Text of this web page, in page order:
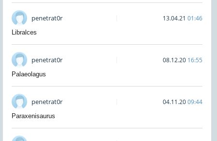
penetrat0r 13.04.21 01:46
Libralces
penetrat0r 08.12.20 16:55
Palaeolagus
penetrat0r 04.11.2009:44
Paraxenisaurus